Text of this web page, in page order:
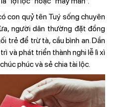
con quỷ tên Tuý sống chuyên
người dân thường đặt đồng
trẻ để trừ tà, cầu bình an. Dần
và phát triển thành nghi lễ lì xì
phúc và sẻ chia tài lộc.